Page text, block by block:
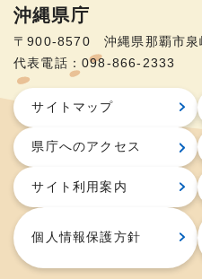
沖縄県庁
〒900-8570 沖縄県那覇市泉
代表電話：098-866-2333
サイトマップ
県庁へのアクセス
サイト利用案内
個人情報保護方針